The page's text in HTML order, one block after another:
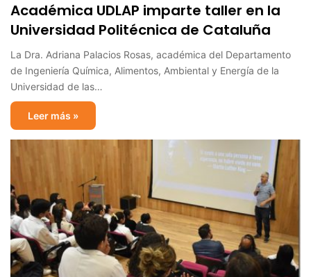
Académica UDLAP imparte taller en la
Universidad Politécnica de Cataluña
La Dra. Adriana Palacios Rosas, académica del Departamento
de Ingeniería Química, Alimentos, Ambiental y Energía de la
Universidad de las…
Leer más »